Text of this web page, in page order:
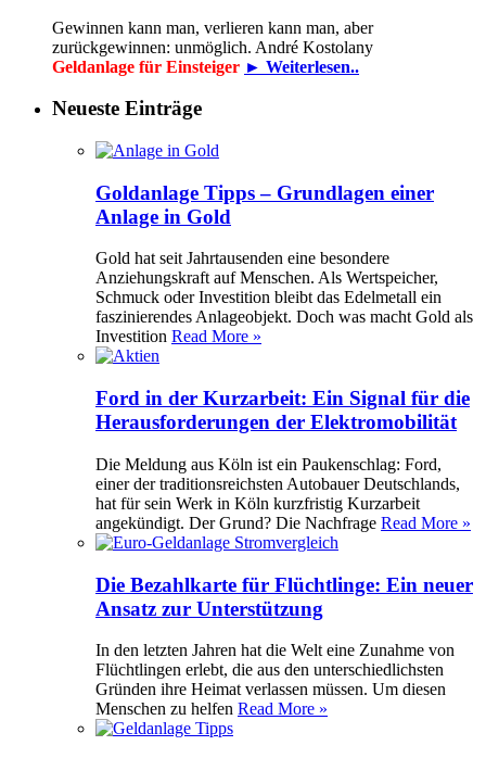
Gewinnen kann man, verlieren kann man, aber
zurückgewinnen: unmöglich. André Kostolany
Geldanlage für Einsteiger ► Weiterlesen..
Neueste Einträge
Goldanlage Tipps – Grundlagen einer
Anlage in Gold
Gold hat seit Jahrtausenden eine besondere
Anziehungskraft auf Menschen. Als Wertspeicher,
Schmuck oder Investition bleibt das Edelmetall ein
faszinierendes Anlageobjekt. Doch was macht Gold als
Investition Read More »
Ford in der Kurzarbeit: Ein Signal für die
Herausforderungen der Elektromobilität
Die Meldung aus Köln ist ein Paukenschlag: Ford,
einer der traditionsreichsten Autobauer Deutschlands,
hat für sein Werk in Köln kurzfristig Kurzarbeit
angekündigt. Der Grund? Die Nachfrage Read More »
Die Bezahlkarte für Flüchtlinge: Ein neuer
Ansatz zur Unterstützung
In den letzten Jahren hat die Welt eine Zunahme von
Flüchtlingen erlebt, die aus den unterschiedlichsten
Gründen ihre Heimat verlassen müssen. Um diesen
Menschen zu helfen Read More »